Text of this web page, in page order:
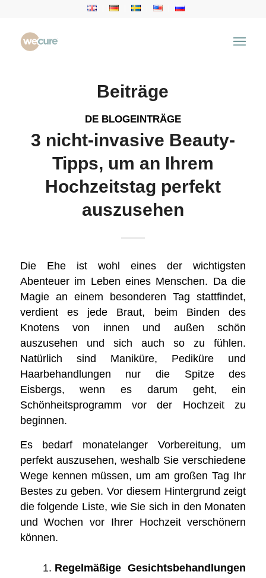
Beiträge
DE BLOGEINTRÄGE
3 nicht-invasive Beauty-
Tipps, um an Ihrem
Hochzeitstag perfekt
auszusehen
Die Ehe ist wohl eines der wichtigsten
Abenteuer im Leben eines Menschen. Da die
Magie an einem besonderen Tag stattfindet,
verdient es jede Braut, beim Binden des
Knotens von innen und außen schön
auszusehen und sich auch so zu fühlen.
Natürlich sind Maniküre, Pediküre und
Haarbehandlungen nur die Spitze des
Eisbergs, wenn es darum geht, ein
Schönheitsprogramm vor der Hochzeit zu
beginnen.
Es bedarf monatelanger Vorbereitung, um
perfekt auszusehen, weshalb Sie verschiedene
Wege kennen müssen, um am großen Tag Ihr
Bestes zu geben. Vor diesem Hintergrund zeigt
die folgende Liste, wie Sie sich in den Monaten
und Wochen vor Ihrer Hochzeit verschönern
können.
Regelmäßige Gesichtsbehandlungen